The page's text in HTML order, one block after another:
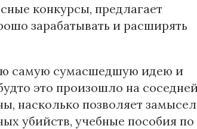
конкурсы, предлагает
зарабатывать и расширять
самую сумасшедшую идею и
это произошло на
насколько позволяет
убийств, учебные пособия по